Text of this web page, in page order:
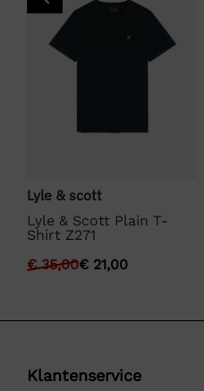
Lyle & scott
Lyle & Scott Plain T-
Shirt Z271
€35,00€ 21,00
Klantenservice